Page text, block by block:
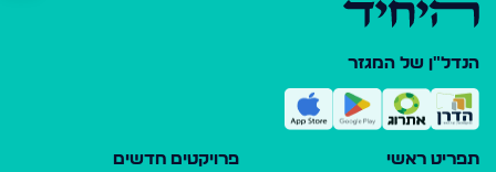
הנדל"ן של המגזר
תפריט ראשי פרויקטים חדשים